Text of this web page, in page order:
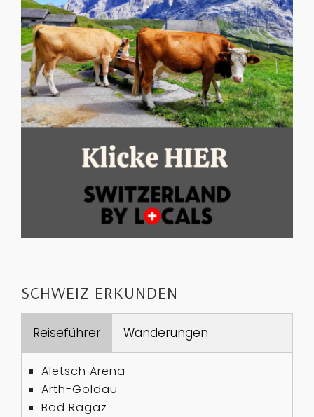
SCHWEIZ ERKUNDEN
Reiseführer Wanderungen
Aletsch Arena
Arth-Goldau
Bad Ragaz